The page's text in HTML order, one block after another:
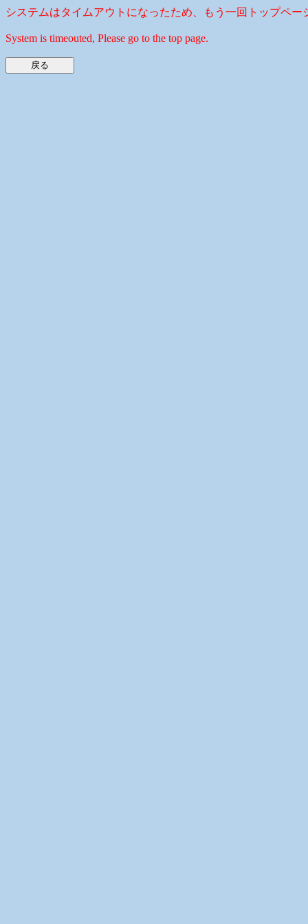
システムはタイムアウトになったため、もう一回トップペー
System is timeouted, Please go to the top page.